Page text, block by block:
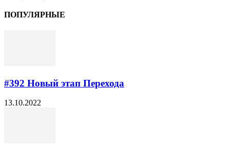
ПОПУЛЯРНЫЕ
#392 Новый этап Перехода
13.10.2022